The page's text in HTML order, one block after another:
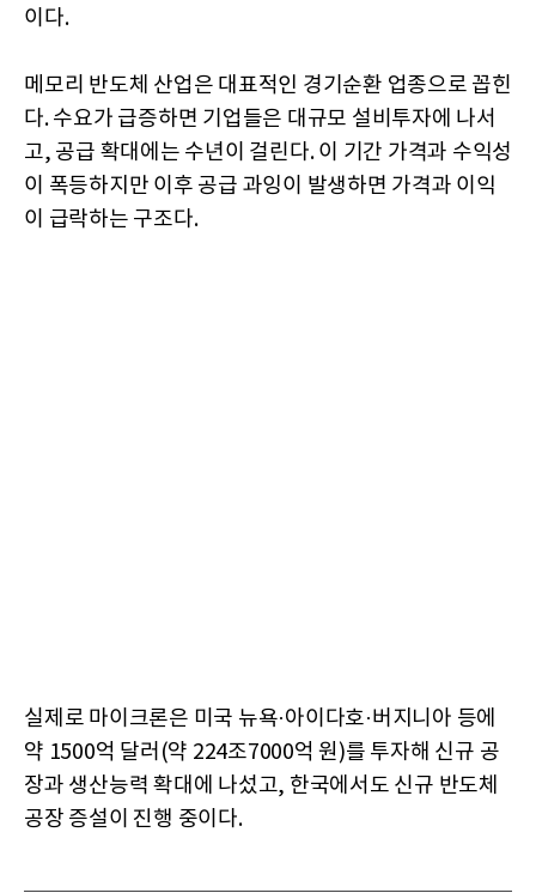
이다.
메모리 반도체 산업은 대표적인 경기순환 업종으로 꼽힌
다. 수요가 급증하면 기업들은 대규모 설비투자에 나서
고, 공급 확대에는 수년이 걸린다. 이 기간 가격과 수익성
이 폭등하지만 이후 공급 과잉이 발생하면 가격과 이익
이 급락하는 구조다.
실제로 마이크론은 미국 뉴욕·아이다호·버지니아 등에
약 1500억 달러(약 224조7000억 원)를 투자해 신규 공
장과 생산능력 확대에 나섰고, 한국에서도 신규 반도체
공장 증설이 진행 중이다.